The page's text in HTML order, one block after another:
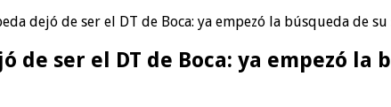
dejó de ser el DT de Boca: ya empezó la búsqueda de su
de ser el DT de Boca: ya empezó la